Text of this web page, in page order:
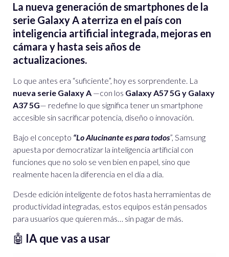
La nueva generación de smartphones de la
serie Galaxy A aterriza en el país con
inteligencia artificial integrada, mejoras en
cámara y hasta seis años de
actualizaciones.
Lo que antes era “suficiente”, hoy es sorprendente. La
nueva serie Galaxy A —con los Galaxy A57 5G y Galaxy
A37 5G— redefine lo que significa tener un smartphone
accesible sin sacrificar potencia, diseño o innovación.
Bajo el concepto “Lo Alucinante es para todos”, Samsung
apuesta por democratizar la inteligencia artificial con
funciones que no solo se ven bien en papel, sino que
realmente hacen la diferencia en el día a día.
Desde edición inteligente de fotos hasta herramientas de
productividad integradas, estos equipos están pensados
para usuarios que quieren más… sin pagar de más.
🤖 IA que vas a usar